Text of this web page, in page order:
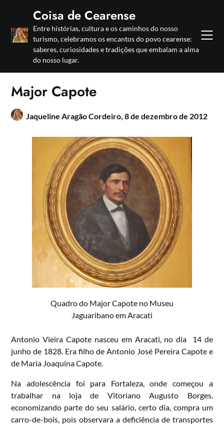
content
Coisa de Cearense
Entre histórias, cultura e os caminhos do nosso
turismo, celebramos os encantos do povo cearense:
saberes, curiosidades e tradições que embalam a alma
do nosso lugar.
Major Capote
Jaqueline Aragão Cordeiro,8 de dezembro de 2012
Quadro do Major Capote no Museu
Jaguaribano em Aracati
Antonio Vieira Capote nasceu em Aracati, no dia 14 de
junho de 1828. Era filho de Antonio José Pereira Capote e
de Maria Joaquina Capote.
Na adolescência foi para Fortaleza, onde começou a
trabalhar na loja de Vitoriano Augusto Borges.
economizando parte do seu salário, certo dia, compra um
carro-de-bois, pois observara a deficiência de transportes